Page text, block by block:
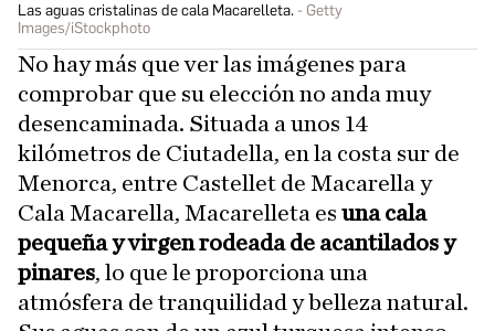
Las aguas cristalinas de cala Macarelleta.
Getty
Images/iStockphoto
No hay más que ver las imágenes para
comprobar que su elección no anda muy
desencaminada. Situada a unos 14
kilómetros de Ciutadella, en la costa sur de
Menorca, entre Castellet de Macarella y
Cala Macarella, Macarelleta es una cala
pequeña y virgen rodeada de acantilados y
pinares, lo que le proporciona una
atmósfera de tranquilidad y belleza natural.